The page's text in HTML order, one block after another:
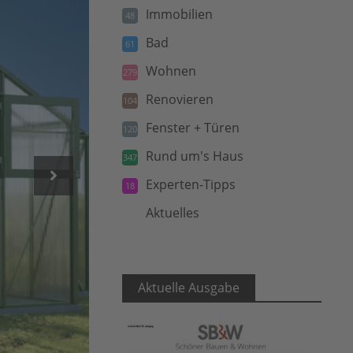
epr/WAMA
48 Immobilien
61 Bad
279 Wohnen
104 Renovieren
120 Fenster + Türen
347 Rund um's Haus
18 Experten-Tipps
Aktuelles
Aktuelle Ausgabe